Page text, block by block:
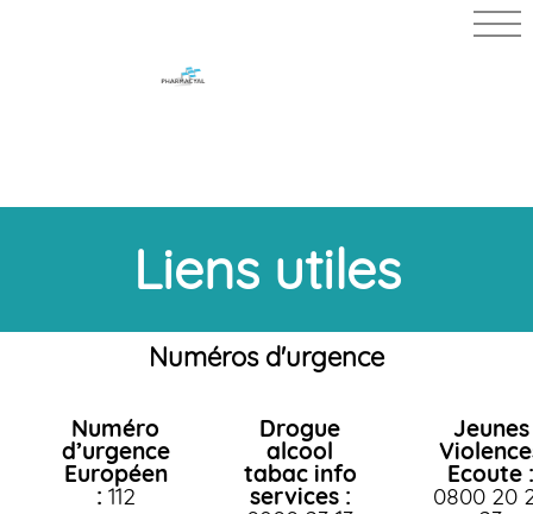
Liens utiles
Numéros d'urgence
Numéro
d’urgence
Européen
: 112
Drogue
alcool
tabac info
services :
Jeunes
Ecoute :
0800 20